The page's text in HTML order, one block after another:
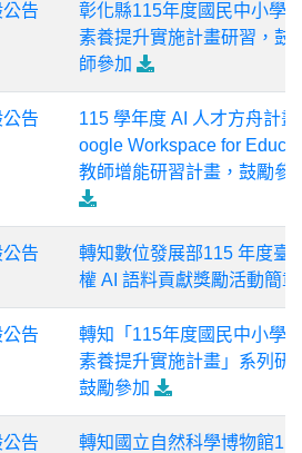
告
彰化縣115年度國民中小學
素養提升實施計畫研習，鼓
師參加
告
115 學年度 AI 人才方舟計畫
oogle Workspace for
教師增能研習計畫，鼓勵參
告
轉知數位發展部115 年度臺
權 AI 語料貢獻獎勵活動簡章
告
轉知「115年度國民中小學
素養提升實施計畫」系列研
鼓勵參加
告
轉知國立自然科學博物館